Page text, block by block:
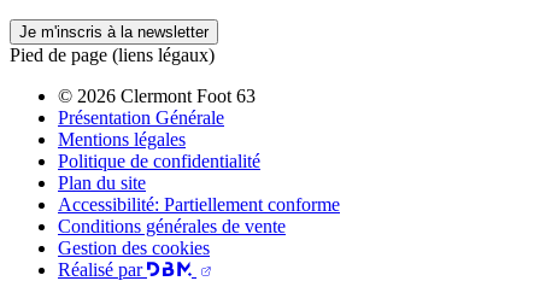
Je m'inscris à la newsletter
Pied de page (liens légaux)
© 2026 Clermont Foot 63
Présentation Générale
Mentions légales
Politique de confidentialité
Plan du site
Accessibilité: Partiellement conforme
Conditions générales de vente
Gestion des cookies
Réalisé par